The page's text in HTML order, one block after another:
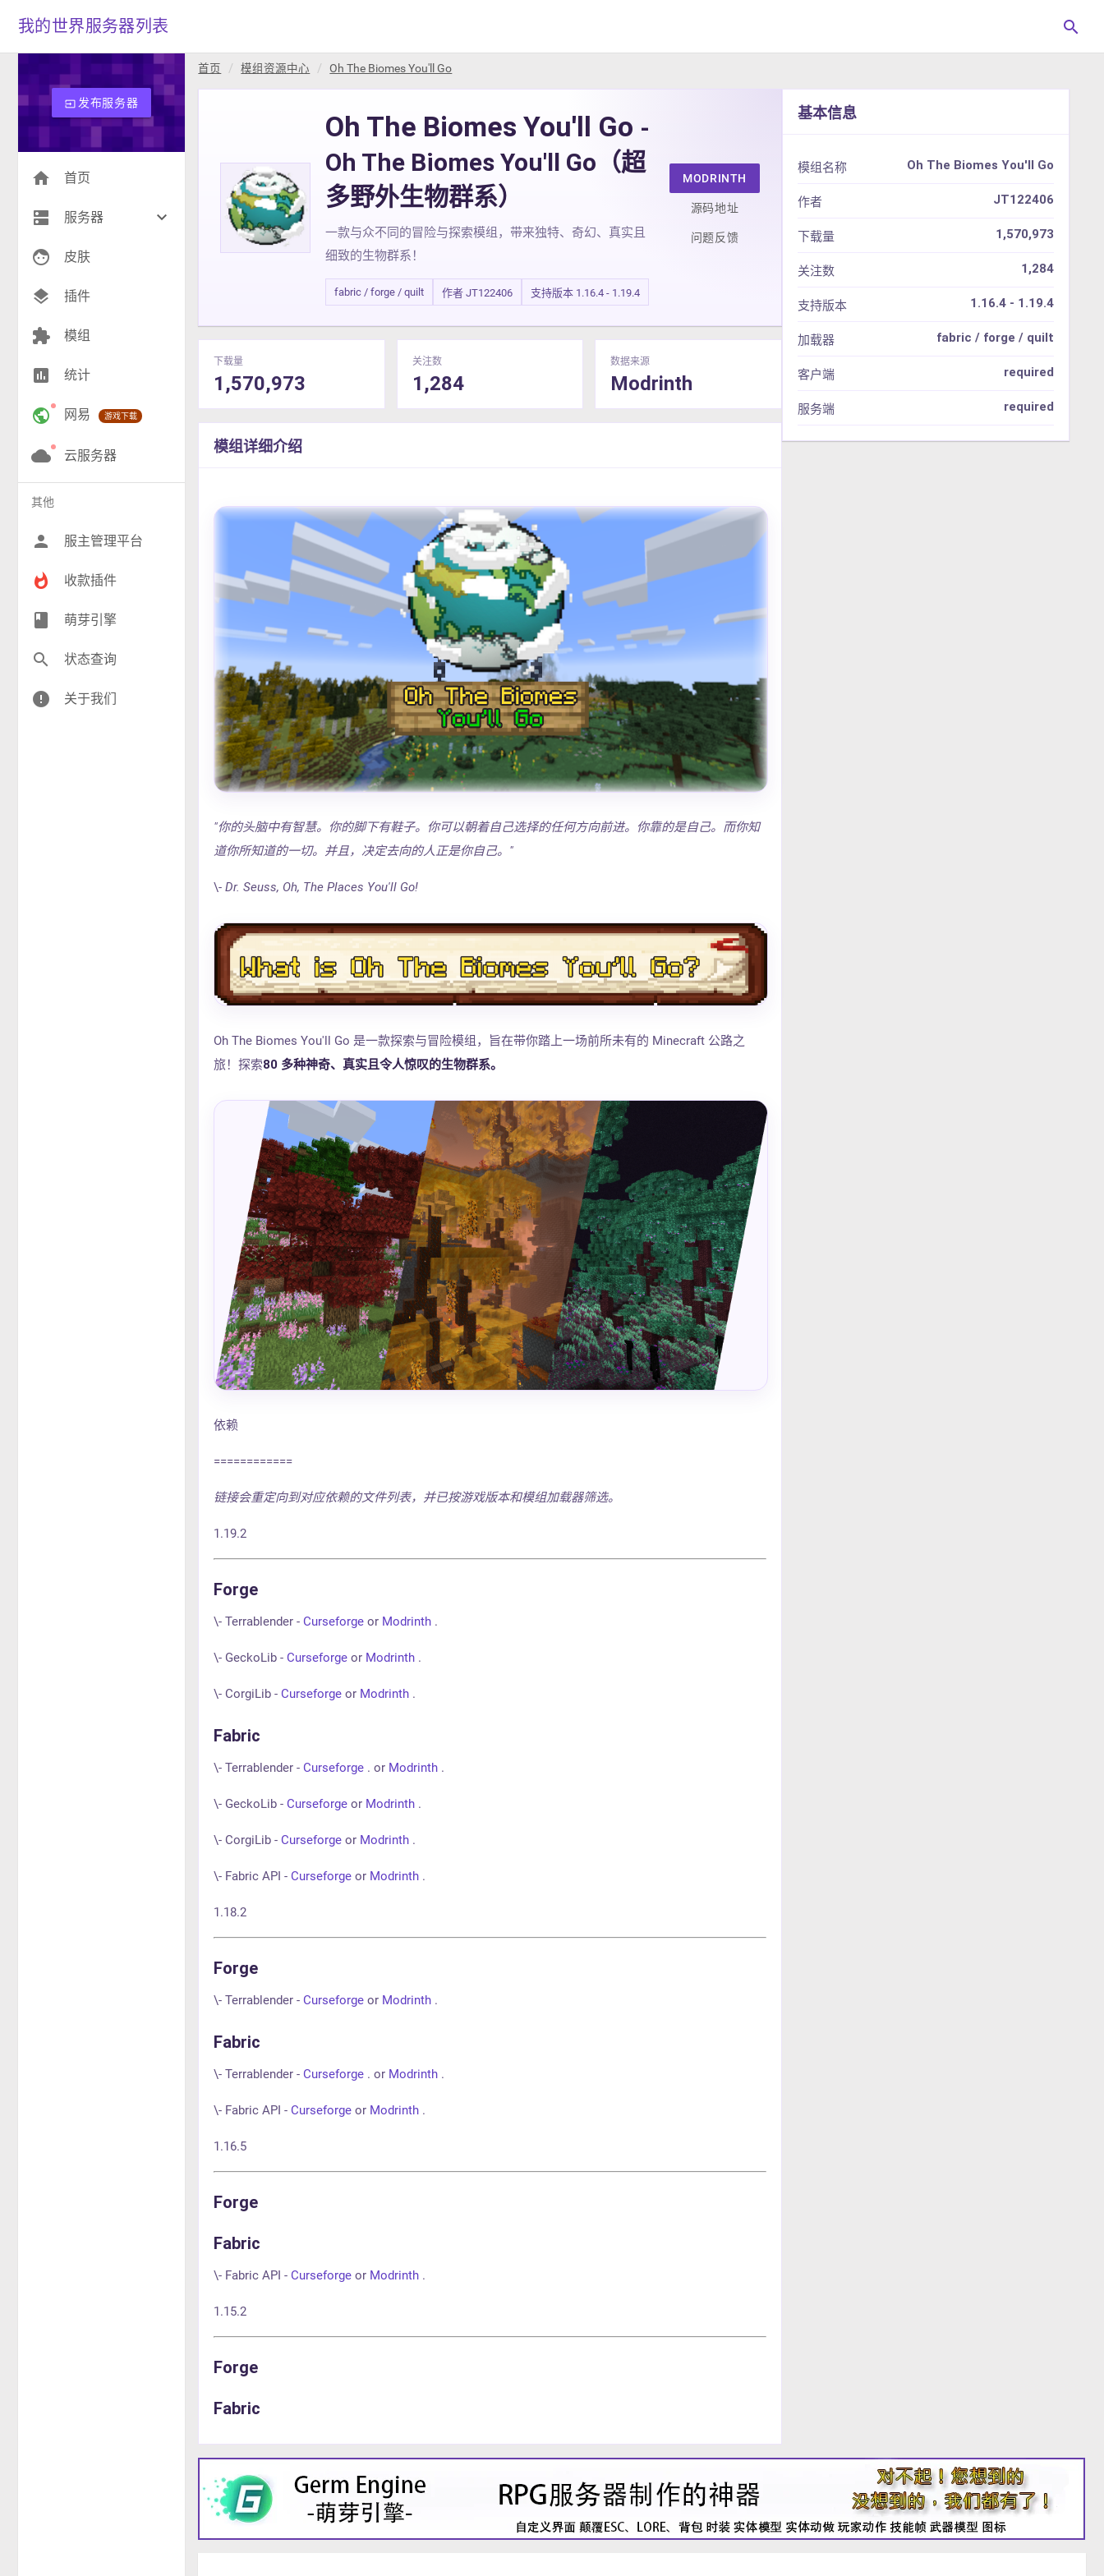
我的世界服务器列表 search
input发布服务器
home 首页
dns 服务器 keyboard_arrow_down
生存(229)
创造(10)
RPG(195)
小游戏(16)
神奇宝贝(26)
工业(9)
face 皮肤
layers 插件
extension 模组
insert_chart 统计
public 网易 游戏下载
cloud 云服务器
其他
person 服主管理平台
whatshot 收款插件
class 萌芽引擎
search 状态查询
error 关于我们
首页 模组资源中心 Oh The Biomes You'll Go
Oh The Biomes You'll Go -
Oh The Biomes You'll Go（超
多野外生物群系）
一款与众不同的冒险与探索模组，带来独特、奇幻、真实且
细致的生物群系！
fabric / forge / quilt 作者 JT122406 支持版本 1.16.4 - 1.19.4
MODRINTH
源码地址
问题反馈
下载量
1,570,973
关注数
1,284
数据来源
Modrinth
模组详细介绍
"你的头脑中有智慧。你的脚下有鞋子。你可以朝着自己选择的任何方向前进。你靠的是自己。而你知
道你所知道的一切。并且，决定去向的人正是你自己。"
\-Dr. Seuss, Oh, The Places You'll Go!
Oh The Biomes You'll Go 是一款探索与冒险模组，旨在带你踏上一场前所未有的 Minecraft 公路之
旅！探索80 多种神奇、真实且令人惊叹的生物群系。
依赖
============
链接会重定向到对应依赖的文件列表，并已按游戏版本和模组加载器筛选。
1.19.2
Forge
\- Terrablender -Curseforge or Modrinth .
\- GeckoLib -Curseforge or Modrinth .
\- CorgiLib -Curseforge or Modrinth .
Fabric
\- Terrablender -Curseforge . or Modrinth .
\- GeckoLib -Curseforge or Modrinth .
\- CorgiLib -Curseforge or Modrinth .
\- Fabric API -Curseforge or Modrinth .
1.18.2
Forge
\- Terrablender -Curseforge or Modrinth .
Fabric
\- Terrablender -Curseforge . or Modrinth .
\- Fabric API -Curseforge or Modrinth .
1.16.5
Forge
Fabric
\- Fabric API -Curseforge or Modrinth .
1.15.2
Forge
Fabric
基本信息
模组名称 Oh The Biomes You'll Go
作者 JT122406
下载量 1,570,973
关注数 1,284
支持版本 1.16.4 - 1.19.4
加载器 fabric / forge / quilt
客户端 required
服务端 required